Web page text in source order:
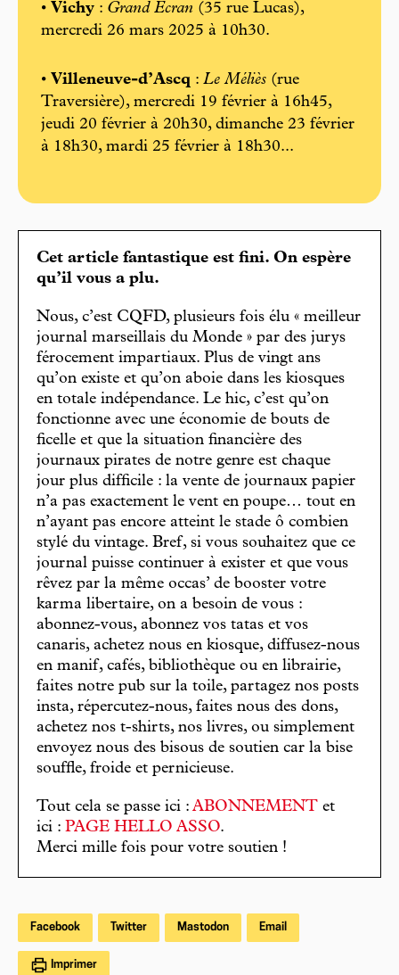
• Vichy : Grand Écran (35 rue Lucas),
mercredi 26 mars 2025 à 10h30.
• Villeneuve-d’Ascq : Le Méliès (rue
Traversière), mercredi 19 février à 16h45,
jeudi 20 février à 20h30, dimanche 23 février
à 18h30, mardi 25 février à 18h30...
Cet article fantastique est fini. On espère
qu’il vous a plu.
Nous, c’est CQFD, plusieurs fois élu « meilleur
journal marseillais du Monde » par des jurys
férocement impartiaux. Plus de vingt ans
qu’on existe et qu’on aboie dans les kiosques
en totale indépendance. Le hic, c’est qu’on
fonctionne avec une économie de bouts de
ficelle et que la situation financière des
journaux pirates de notre genre est chaque
jour plus difficile : la vente de journaux papier
n’a pas exactement le vent en poupe… tout en
n’ayant pas encore atteint le stade ô combien
stylé du vintage. Bref, si vous souhaitez que ce
journal puisse continuer à exister et que vous
rêvez par la même occas’ de booster votre
karma libertaire, on a besoin de vous :
abonnez-vous, abonnez vos tatas et vos
canaris, achetez nous en kiosque, diffusez-nous
en manif, cafés, bibliothèque ou en librairie,
faites notre pub sur la toile, partagez nos posts
insta, répercutez-nous, faites nous des dons,
achetez nos t-shirts, nos livres, ou simplement
envoyez nous des bisous de soutien car la bise
souffle, froide et pernicieuse.
Tout cela se passe ici : ABONNEMENT et
ici : PAGE HELLO ASSO.
Merci mille fois pour votre soutien !
Facebook Twitter Mastodon Email
Imprimer